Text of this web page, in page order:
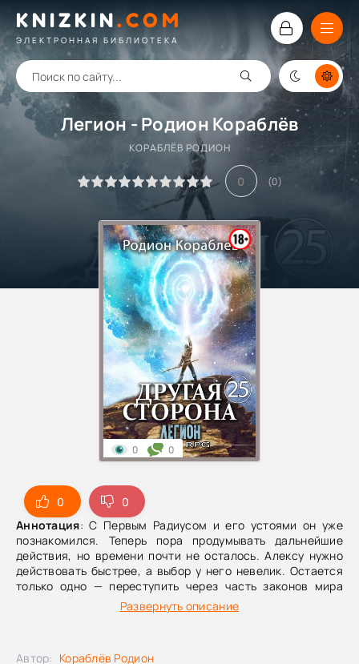
KNIZKIN.COM
ЭЛЕКТРОННАЯ БИБЛИОТЕКА
Легион - Родион Кораблёв
КОРАБЛЁВ РОДИОН
0 (0)
0
0
Аннотация: С Первым Радиусом и его устоями он уже
познакомился. Теперь пора продумывать дальнейшие
действия, но времени почти не осталось. Алексу нужно
действовать быстрее, а выбор у него невелик. Остается
только одно — переступить через часть законов мира
адептов. Впрочем, для него это уже не ново.
Развернуть описание
0 0
Автор: Кораблёв Родион